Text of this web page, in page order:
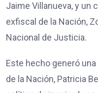
Jaime Villanueva, y un
exfiscal de la Nación,
Nacional de Justicia.
Este hecho generó
de la Nación, Patricia